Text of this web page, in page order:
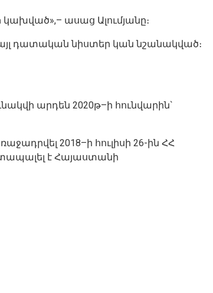
ասաց Ալումյանը։
դատական նիստեր կան նշանակված։
արդեն 2020թ–ի հունվարին`
2018–ի հուլիսի 26-ին ՀՀ
է Հայաստանի